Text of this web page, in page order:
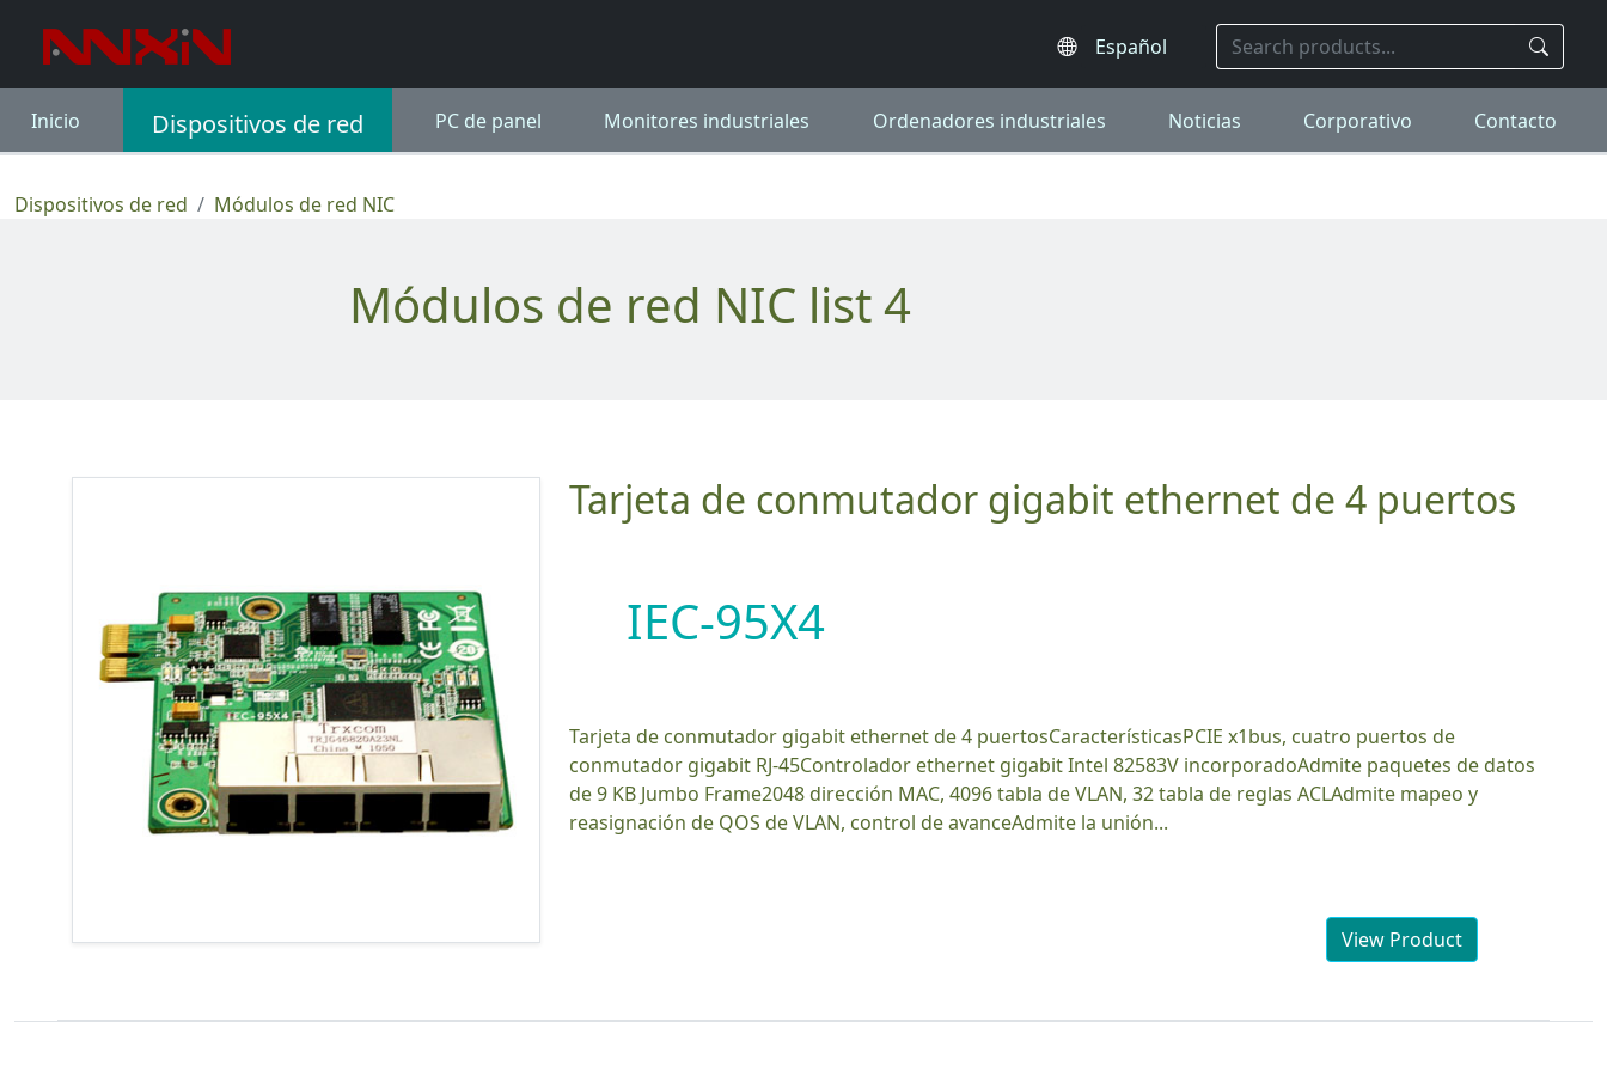
Inicio Dispositivos de red PC de panel Monitores industriales Ordenadores industriales Noticias Corporativo Contacto
Dispositivos de red Módulos de red NIC
Módulos de red NIC list 4
Tarjeta de conmutador gigabit ethernet de 4 puertos
IEC-95X4
Tarjeta de conmutador gigabit ethernet de 4 puertosCaracterísticasPCIE x1bus, cuatro puertos de
conmutador gigabit RJ-45Controlador ethernet gigabit Intel 82583V incorporadoAdmite paquetes de datos
de 9 KB Jumbo Frame2048 dirección MAC, 4096 tabla de VLAN, 32 tabla de reglas ACLAdmite mapeo y
reasignación de QOS de VLAN, control de avanceAdmite la unión...
View Product